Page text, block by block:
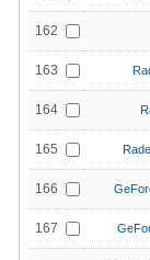
162
163
164
165
166
167